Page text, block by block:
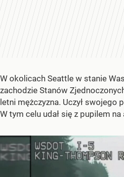
W okolicach Seattle w stanie
zachodzie Stanów
letni mężczyzna. Uczył swojego
W tym celu udał się z pupilem